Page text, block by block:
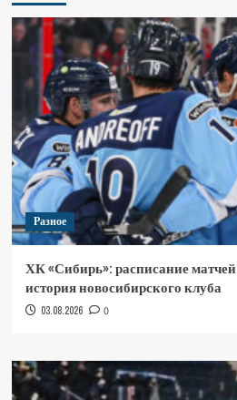
Разное
ХК «Сибирь»: расписание
история новосибирского клуба
03.08.2026 0